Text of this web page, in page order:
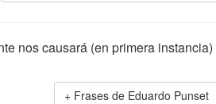
nos causará (en primera instancia)
Frases de Eduardo Punset